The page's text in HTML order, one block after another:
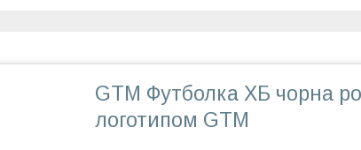
GTM Футболка ХБ чорна
логотипом GTM